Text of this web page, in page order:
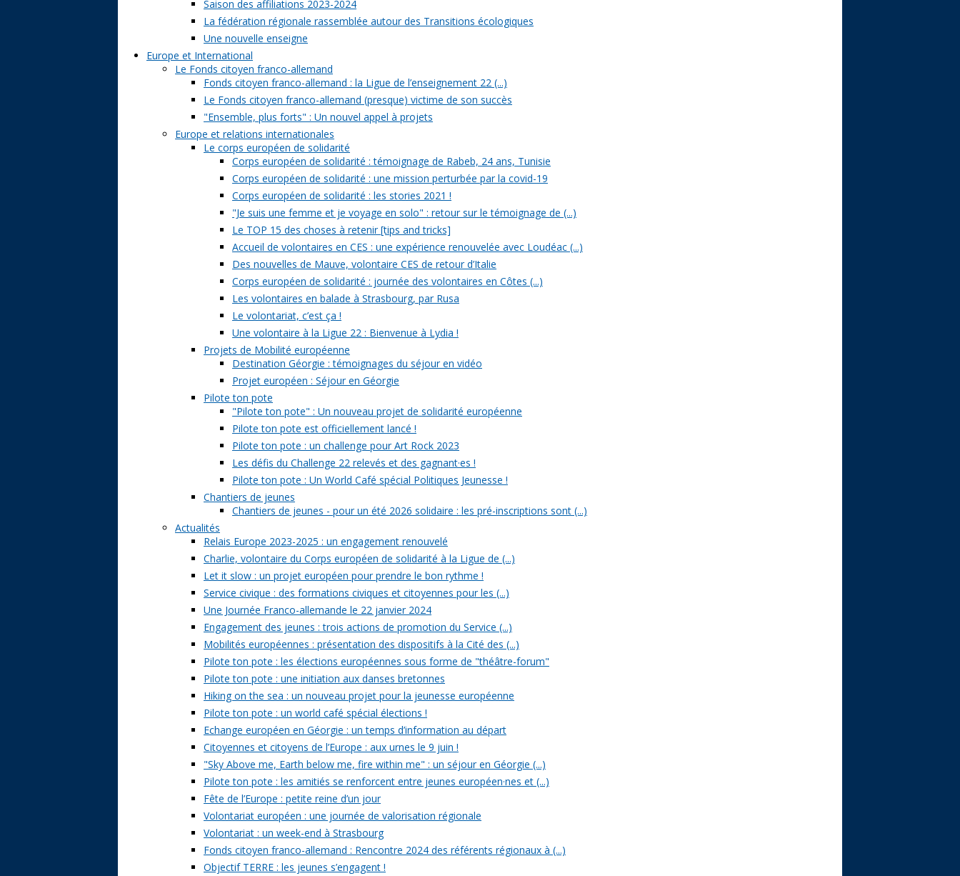
Saison des affiliations 2023-2024
La fédération régionale rassemblée autour des Transitions écologiques
Une nouvelle enseigne
Europe et International
Le Fonds citoyen franco-allemand
Fonds citoyen franco-allemand : la Ligue de l’enseignement 22 (...)
Le Fonds citoyen franco-allemand (presque) victime de son succès
"Ensemble, plus forts" : Un nouvel appel à projets
Europe et relations internationales
Le corps européen de solidarité
Corps européen de solidarité : témoignage de Rabeb, 24 ans, Tunisie
Corps européen de solidarité : une mission perturbée par la covid-19
Corps européen de solidarité : les stories 2021 !
"Je suis une femme et je voyage en solo" : retour sur le témoignage de (...)
Le TOP 15 des choses à retenir [tips and tricks]
Accueil de volontaires en CES : une expérience renouvelée avec Loudéac (...)
Des nouvelles de Mauve, volontaire CES de retour d’Italie
Corps européen de solidarité : journée des volontaires en Côtes (...)
Les volontaires en balade à Strasbourg, par Rusa
Le volontariat, c’est ça !
Une volontaire à la Ligue 22 : Bienvenue à Lydia !
Projets de Mobilité européenne
Destination Géorgie : témoignages du séjour en vidéo
Projet européen : Séjour en Géorgie
Pilote ton pote
"Pilote ton pote" : Un nouveau projet de solidarité européenne
Pilote ton pote est officiellement lancé !
Pilote ton pote : un challenge pour Art Rock 2023
Les défis du Challenge 22 relevés et des gagnant·es !
Pilote ton pote : Un World Café spécial Politiques Jeunesse !
Chantiers de jeunes
Chantiers de jeunes - pour un été 2026 solidaire : les pré-inscriptions sont (...)
Actualités
Relais Europe 2023-2025 : un engagement renouvelé
Charlie, volontaire du Corps européen de solidarité à la Ligue de (...)
Let it slow : un projet européen pour prendre le bon rythme !
Service civique : des formations civiques et citoyennes pour les (...)
Une Journée Franco-allemande le 22 janvier 2024
Engagement des jeunes : trois actions de promotion du Service (...)
Mobilités européennes : présentation des dispositifs à la Cité des (...)
Pilote ton pote : les élections européennes sous forme de "théâtre-forum"
Pilote ton pote : une initiation aux danses bretonnes
Hiking on the sea : un nouveau projet pour la jeunesse européenne
Pilote ton pote : un world café spécial élections !
Echange européen en Géorgie : un temps d’information au départ
Citoyennes et citoyens de l’Europe : aux urnes le 9 juin !
"Sky Above me, Earth below me, fire within me" : un séjour en Géorgie (...)
Pilote ton pote : les amitiés se renforcent entre jeunes européen·nes et (...)
Fête de l’Europe : petite reine d’un jour
Volontariat européen : une journée de valorisation régionale
Volontariat : un week-end à Strasbourg
Fonds citoyen franco-allemand : Rencontre 2024 des référents régionaux à (...)
Objectif TERRE : les jeunes s’engagent !